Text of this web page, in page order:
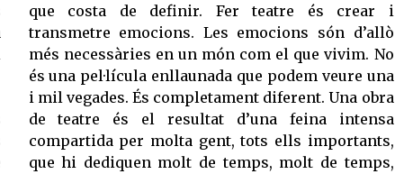
que costa de definir. Fer teatre és crear i
transmetre emocions. Les emocions són d’allò
més necessàries en un món com el que vivim. No
és una pel·lícula enllaunada que podem veure una
i mil vegades. És completament diferent. Una obra
de teatre és el resultat d’una feina intensa
compartida per molta gent, tots ells importants,
que hi dediquen molt de temps, molt de temps,